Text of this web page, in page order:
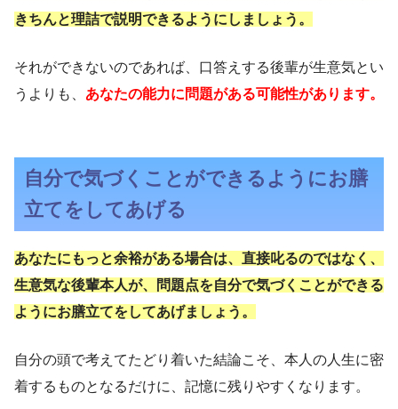
きちんと理詰で説明できるようにしましょう。
それができないのであれば、口答えする後輩が生意気とい
うよりも、 あなたの能力に問題がある可能性があります。
自分で気づくことができるようにお膳
立てをしてあげる
あなたにもっと余裕がある場合は、直接叱るのではなく、
生意気な後輩本人が、問題点を自分で気づくことができる
ようにお膳立てをしてあげましょう。
自分の頭で考えてたどり着いた結論こそ、本人の人生に密
着するものとなるだけに、記憶に残りやすくなります。